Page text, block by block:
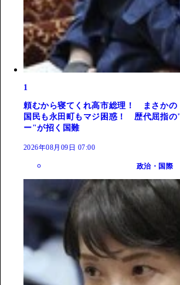
1
頼むから寝てくれ高市総理！ まさかの
国民も永田町もマジ困惑！ 歴代屈指の
ー"が招く国難
2026年08月09日 07:00
政治・国際